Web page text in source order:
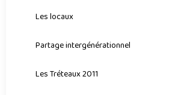
Les locaux
Partage intergénérationnel
Les Tréteaux 2011